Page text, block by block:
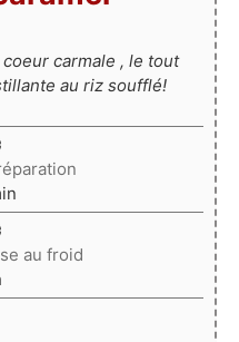
carmale , le tout
au riz soufflé!
au froid